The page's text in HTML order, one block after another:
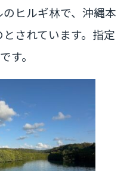
ヒルギ林で、沖縄本
されています。指定
す。